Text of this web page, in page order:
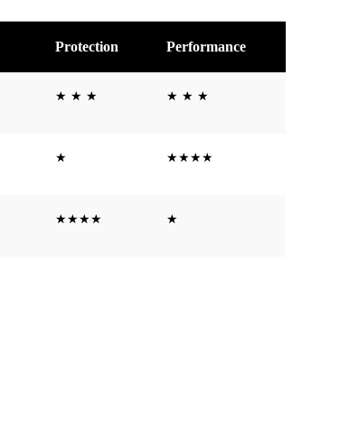
Protection Performance
★ ★ ★ ★ ★ ★
★ ★★★★
★★★★ ★